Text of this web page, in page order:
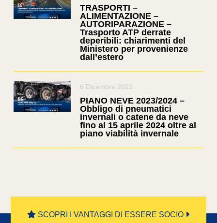
TRASPORTI –
ALIMENTAZIONE –
AUTORIPARAZIONE –
Trasporto ATP derrate
deperibili: chiarimenti del
Ministero per provenienze
dall’estero
6 Dicembre 2023
PIANO NEVE 2023/2024 –
Obbligo di pneumatici
invernali o catene da neve
fino al 15 aprile 2024 oltre al
piano viabilità invernale
SCOPRI I VANTAGGI DI ESSERE SOCIO